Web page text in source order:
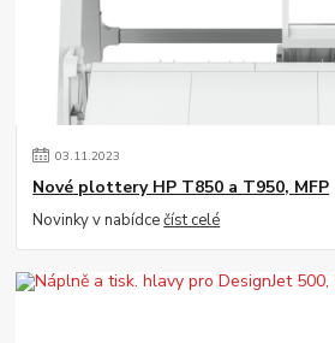
03.11.2023
Nové plottery HP T850 a T950, MFP
Novinky v nabídcečíst celé